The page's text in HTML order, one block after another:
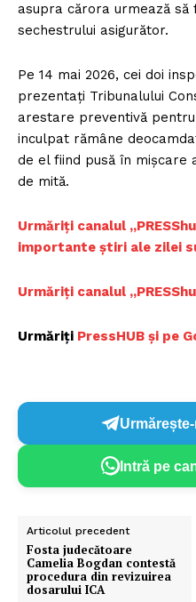
asupra cărora urmează să
sechestrului asigurător.
Pe 14 mai 2026, cei doi
prezentați Tribunalului
arestare preventivă
inculpat rămâne
de el fiind pusă în mișcare
de mită.
Urmăriți canalul
importante știri ale zilei
Urmăriți canalul
Urmăriți PressHUB și pe
Intră pe
Articolul precedent
Fosta judecătoare
Camelia Bogdan contestă
procedura din revizuirea
dosarului ICA